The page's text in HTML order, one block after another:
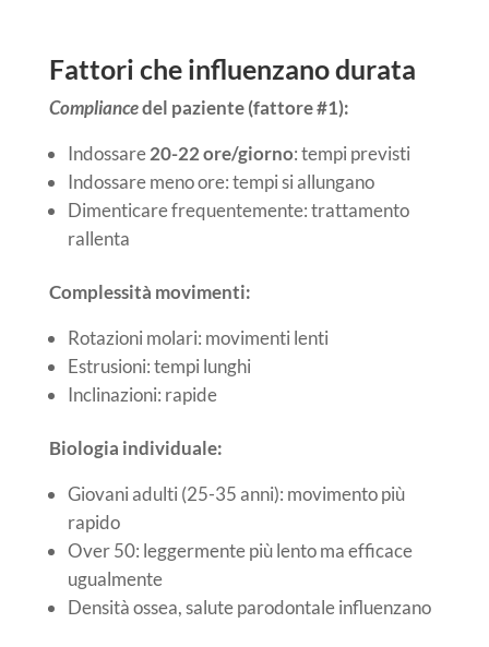
Fattori che influenzano durata
Compliancedel paziente (fattore #1):
Indossare20-22 ore/giorno: tempi previsti
Indossare meno ore: tempi si allungano
Dimenticare frequentemente: trattamento
rallenta
Complessità movimenti:
Rotazioni molari: movimenti lenti
Estrusioni: tempi lunghi
Inclinazioni: rapide
Biologia individuale:
Giovani adulti (25-35 anni): movimento più
rapido
Over 50: leggermente più lento ma efficace
ugualmente
Densità ossea, salute parodontale influenzano